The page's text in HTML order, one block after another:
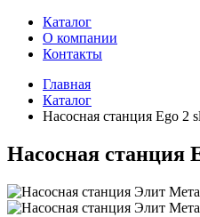
Каталог
О компании
Контакты
Главная
Каталог
Насосная станция Ego 2
Насосная станция